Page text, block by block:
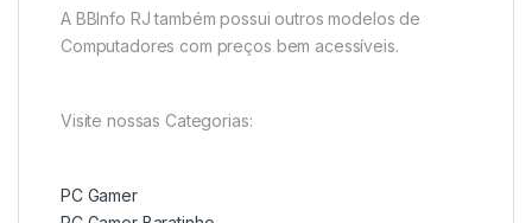
A BBInfo RJ também possui outros modelos de
Computadores com preços bem acessíveis.
Visite nossas Categorias:
PC Gamer